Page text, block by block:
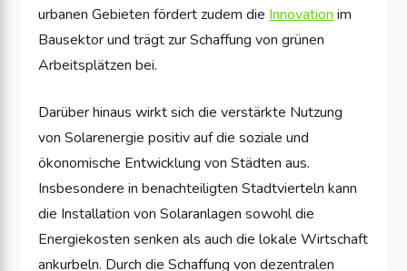
urbanen Gebieten fördert zudem die Innovation im
Bausektor und trägt zur Schaffung von grünen
Arbeitsplätzen bei.
Darüber hinaus wirkt sich die verstärkte Nutzung
von Solarenergie positiv auf die soziale und
ökonomische Entwicklung von Städten aus.
Insbesondere in benachteiligten Stadtvierteln kann
die Installation von Solaranlagen sowohl die
Energiekosten senken als auch die lokale Wirtschaft
ankurbeln. Durch die Schaffung von dezentralen